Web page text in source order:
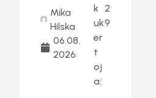
Mika
Hilska
06.08.
2026
k
uk
er
t
oj
a:
2
9